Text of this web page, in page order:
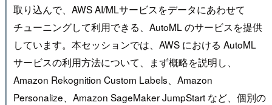
取り込んで、AWS AI/MLサービスをデータにあわせて
チューニングして利用できる、AutoML のサービスを提供
しています。本セッションでは、AWS における AutoML
サービスの利用方法について、まず概略を説明し、
Amazon Rekognition Custom Labels、Amazon
Personalize、Amazon SageMaker JumpStart など、個別の